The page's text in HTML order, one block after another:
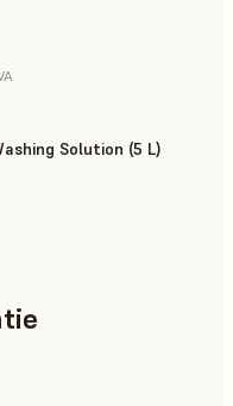
Solution (5 L)